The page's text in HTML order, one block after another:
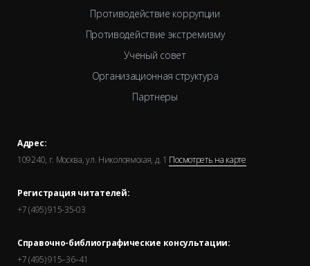
Противодействие коррупции
Противодействие экстремизму
Ученый совет
Организационная структура
Партнеры
Адрес:
109240, г. Москва, ул. Николоямская, д. 1 Посмотреть на карте
Регистрация читателей:
+7 (495) 915-35-03
Справочно-библиографические консультации:
+7 (495) 915–36–41